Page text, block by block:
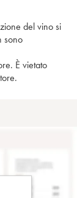
del vino si
sono
È vietato